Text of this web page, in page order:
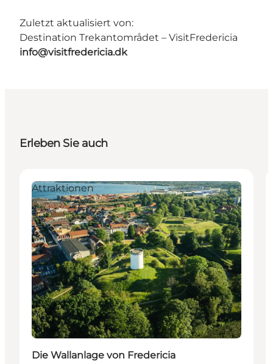
Zuletzt aktualisiert von:
Destination Trekantområdet – VisitFredericia
info@visitfredericia.dk
Erleben Sie auch
Attraktionen
Die Wallanlage von Fredericia